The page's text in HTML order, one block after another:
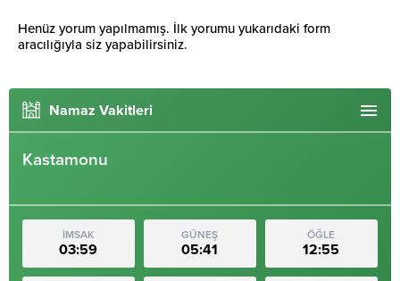
Henüz yorum yapılmamış. İlk yorumu yukarıdaki form
aracılığıyla siz yapabilirsiniz.
Namaz Vakitleri
Kastamonu
İMSAK
03:59
GÜNEŞ
05:41
ÖĞLE
12:55